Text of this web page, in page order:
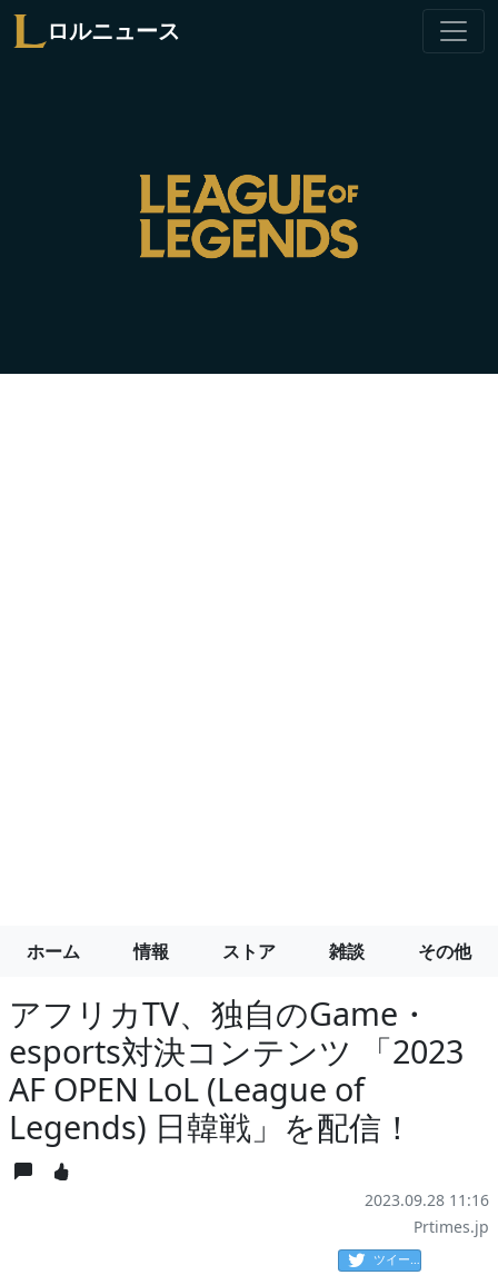
ロルニュース
ホーム 情報 ストア 雑談 その他
アフリカTV、独自のGame・
esports対決コンテンツ 「2023
AF OPEN LoL (League of
Legends) 日韓戦」を配信！
2023.09.28 11:16
Prtimes.jp
ツイート